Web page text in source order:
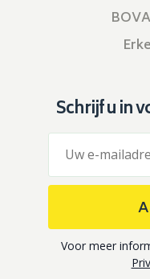
Schrijf u in
Voor meer